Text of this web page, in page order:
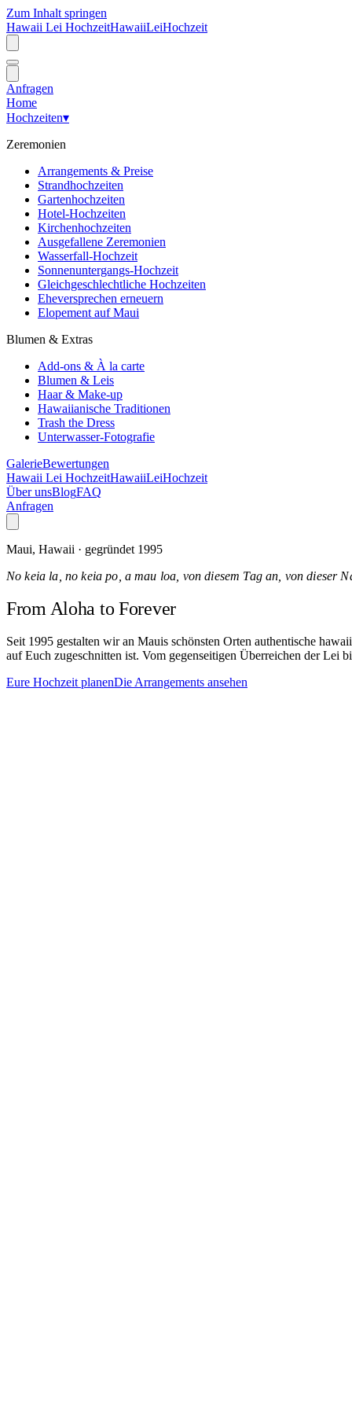
Zum Inhalt springen
Hawaii Lei HochzeitHawaiiLeiHochzeit
Anfragen
Home
Hochzeiten▾
Zeremonien
Arrangements & Preise
Strandhochzeiten
Gartenhochzeiten
Hotel-Hochzeiten
Kirchenhochzeiten
Ausgefallene Zeremonien
Wasserfall-Hochzeit
Sonnenuntergangs-Hochzeit
Gleichgeschlechtliche Hochzeiten
Eheversprechen erneuern
Elopement auf Maui
Blumen & Extras
Add-ons & À la carte
Blumen & Leis
Haar & Make-up
Hawaiianische Traditionen
Trash the Dress
Unterwasser-Fotografie
GalerieBewertungen
Hawaii Lei HochzeitHawaiiLeiHochzeit
Über unsBlogFAQ
Anfragen
Maui, Hawaii · gegründet 1995
No keia la, no keia po, a mau loa, von diesem Tag an, von dieser
From Aloha to Forever
Seit 1995 gestalten wir an Mauis schönsten Orten authentische
auf Euch zugeschnitten ist. Vom gegenseitigen Überreichen der Lei
Eure Hochzeit planenDie Arrangements ansehen